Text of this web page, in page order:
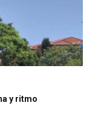
y ritmo